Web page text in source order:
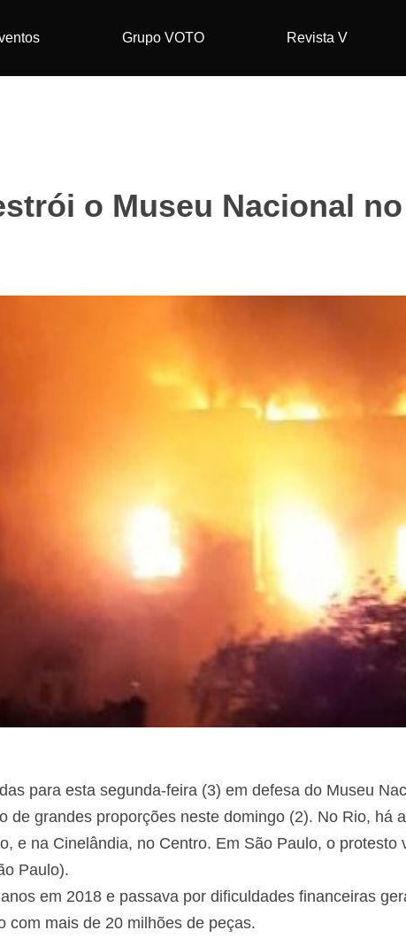
Grupo VOTO Revista V
o Museu Nacional
para esta segunda-feira (3) em defesa do Museu
de grandes proporções neste domingo (2). No Rio, há
e na Cinelândia, no Centro. Em São Paulo, o protesto
Paulo).
em 2018 e passava por dificuldades financeiras
com mais de 20 milhões de peças.